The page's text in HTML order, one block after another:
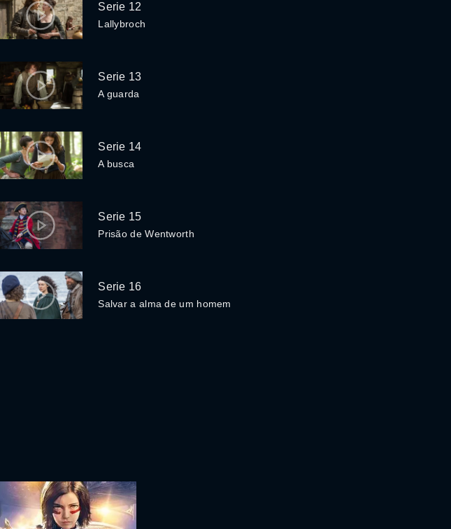
Serie 12
Lallybroch
Serie 13
A guarda
Serie 14
A busca
Serie 15
Prisão de Wentworth
Serie 16
Salvar a alma de um homem